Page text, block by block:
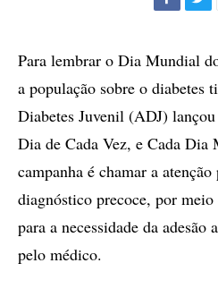
Para lembrar o Dia Mundial
a população sobre o diabetes
Diabetes Juvenil (ADJ)
Dia de Cada Vez, e Cada
campanha é chamar a
diagnóstico precoce, por meio
para a necessidade da
pelo médico.